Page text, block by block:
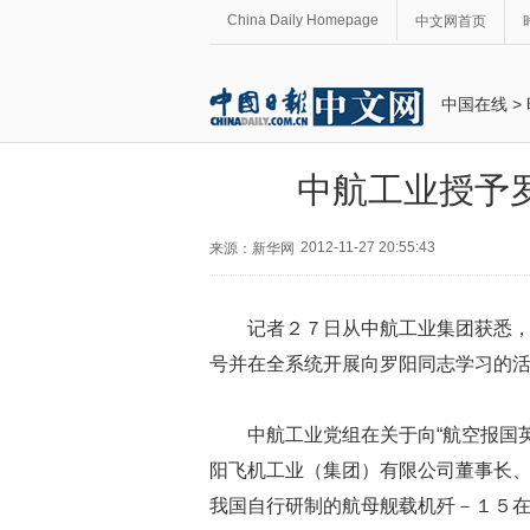
China Daily Homepage 中文网首页
中国在线 >
中航工业授予
来源：新华网 2012-11-27 20:55:43
记者２７日从中航工业集团获悉
号并在全系统开展向罗阳同志学习的
中航工业党组在关于向“航空报国
阳飞机工业（集团）有限公司董事长
我国自行研制的航母舰载机歼－１５